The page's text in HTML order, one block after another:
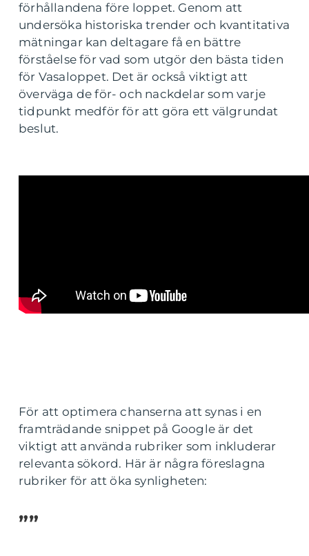
förhållandena före loppet. Genom att
undersöka historiska trender och kvantitativa
mätningar kan deltagare få en bättre
förståelse för vad som utgör den bästa tiden
för Vasaloppet. Det är också viktigt att
överväga de för- och nackdelar som varje
tidpunkt medför för att göra ett välgrundat
beslut.
För att optimera chanserna att synas i en
framträdande snippet på Google är det
viktigt att använda rubriker som inkluderar
relevanta sökord. Här är några föreslagna
rubriker för att öka synligheten:
””